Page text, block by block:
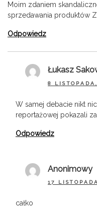
Moim zdaniem
sprzedawania produktów
Odpowiedz
Łukasz
8
W samej debacie nikt
reportażowej pokazali
Odpowiedz
Anonimowy
17
całko